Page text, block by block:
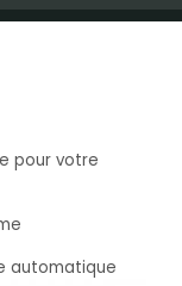
pour votre
automatique